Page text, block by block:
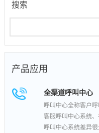
搜索
产品应用
全渠道呼叫中心
呼叫中心全称客户
客服呼叫中心系统
呼叫中心系统差异很